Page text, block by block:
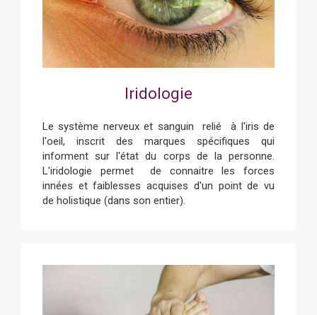
Iridologie
Le système nerveux et sanguin relié à l'iris de
l'oeil, inscrit des marques spécifiques qui
informent sur l'état du corps de la personne.
L'iridologie permet de connaitre les forces
innées et faiblesses acquises d'un point de vu
de holistique (dans son entier).